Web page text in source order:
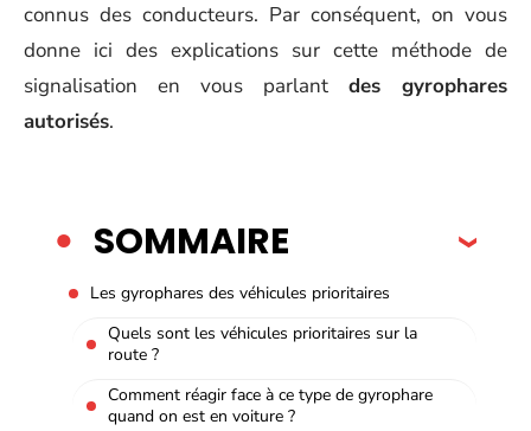
connus des conducteurs. Par conséquent, on vous
donne ici des explications sur cette méthode de
signalisation en vous parlant des gyrophares
autorisés.
SOMMAIRE
Les gyrophares des véhicules prioritaires
Quels sont les véhicules prioritaires sur la
route ?
Comment réagir face à ce type de gyrophare
quand on est en voiture ?